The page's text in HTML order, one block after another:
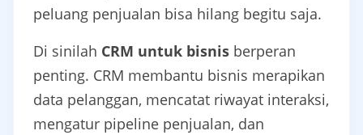
peluang penjualan bisa hilang begitu saja.
Di sinilah CRM untuk bisnis berperan
penting. CRM membantu bisnis merapikan
data pelanggan, mencatat riwayat interaksi,
mengatur pipeline penjualan, dan